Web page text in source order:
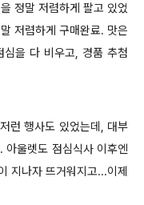
정말 저렴하게 팔고 있었
저렴하게 구매완료. 맛은
심을 다 비우고, 경품 추첨
런 행사도 있었는데, 대부
울렛도 점심식사 이후엔
지나자 뜨거워지고...이제